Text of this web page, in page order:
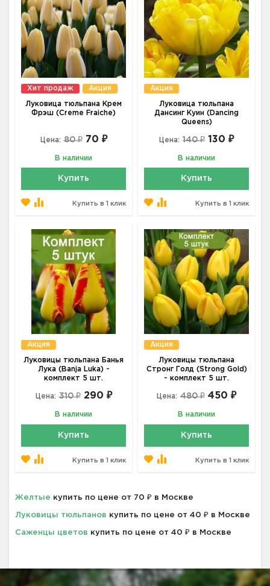
Хит продаж Акция
Луковица тюльпана Крем
Фрэш (Creme Fraiche)
Цена: 80 ₽ 70 ₽
В наличии
Купить
Купить в 1 клик
Акция
Луковица тюльпана
Дансинг Куин (Dancing
Queens)
Цена: 140 ₽ 130 ₽
В наличии
Купить
Купить в 1 клик
Акция
Луковицы тюльпана Банья
Лука (Banja Luka) -
комплект 5 шт.
Цена: 310 ₽ 290 ₽
В наличии
Купить
Купить в 1 клик
Акция
Луковицы тюльпана
Стронг Голд (Strong Gold)
- комплект 5 шт.
Цена: 480 ₽ 450 ₽
В наличии
Купить
Купить в 1 клик
Желтые купить по цене от 70 ₽ в Москве
Луковицы тюльпанов купить по цене от 40 ₽ в Москве
Саженцы цветов купить по цене от 40 ₽ в Москве